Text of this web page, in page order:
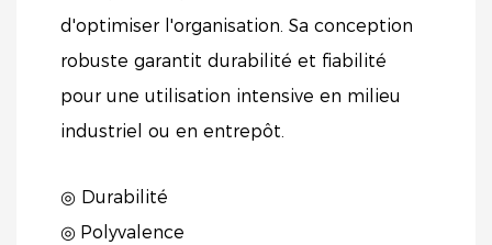
d'optimiser l'organisation. Sa conception
robuste garantit durabilité et fiabilité
pour une utilisation intensive en milieu
industriel ou en entrepôt.
◎ Durabilité
◎ Polyvalence